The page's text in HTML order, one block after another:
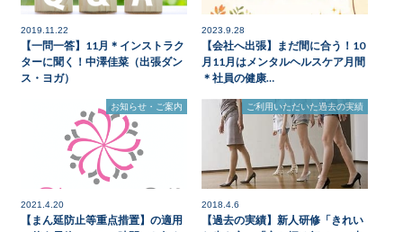
2019.11.22
【一問一答】11月＊インストラク
ターに聞く！中澤佳菜（出張ダン
ス・ヨガ）
2023.9.28
【会社へ出張】まだ間に合う！10
月11月はメンタルヘルスケア月間
＊社員の健康…
お知らせ・ご案内
2021.4.20
【まん延防止等重点措置】の適用
ご利用いただいた過去の実績
2018.4.6
【過去の実績】新人研修「きれい